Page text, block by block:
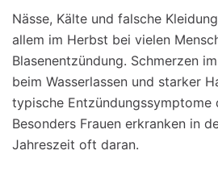
Nässe, Kälte und falsche
allem im Herbst bei vielen
Blasenentzündung. Schmerzen
beim Wasserlassen und starker
typische Entzündungssymptome
Besonders Frauen erkranken in
Jahreszeit oft daran.